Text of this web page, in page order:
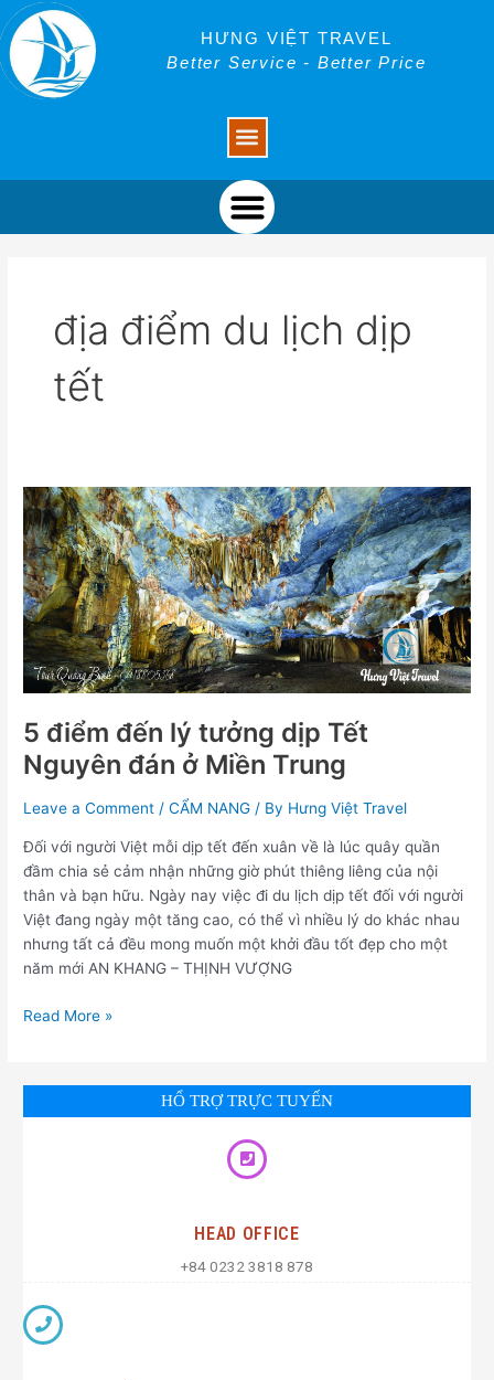
Skip
to
content
HƯNG VIỆT TRAVEL
Better Service - Better Price
Menu
địa điểm du lịch dịp
tết
5 điểm đến lý tưởng dịp Tết
Nguyên đán ở Miền Trung
Leave a Comment /CẨM NANG / By Hưng Việt Travel
Đối với người Việt mỗi dịp tết đến xuân về là lúc quây quần
đầm chia sẻ cảm nhận những giờ phút thiêng liêng của nội
thân và bạn hữu. Ngày nay việc đi du lịch dịp tết đối với người
Việt đang ngày một tăng cao, có thể vì nhiều lý do khác nhau
nhưng tất cả đều mong muốn một khởi đầu tốt đẹp cho một
năm mới AN KHANG – THỊNH VƯỢNG
5
điểm
đến
lý
tưởng
dịp
Tết
Nguyên
đán
Miền
Trung
Read More »
HỔ TRỢ TRỰC TUYẾN
HEAD OFFICE
+84 0232 3818 878